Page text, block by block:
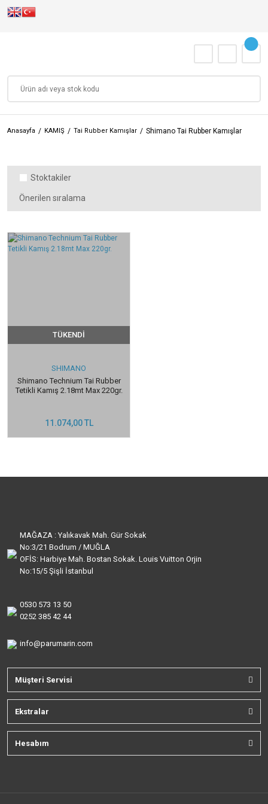
Anasayfa KAMIŞ Tai Rubber Kamışlar Shimano Tai Rubber Kamışlar
Stoktakiler
TÜKENDİ
SHIMANO
Shimano Technium Tai Rubber
Tetikli Kamış 2.18mt Max 220gr.
11.074,00 TL
MAĞAZA : Yalıkavak Mah. Gür Sokak
No:3/21 Bodrum / MUĞLA
OFİS: Harbiye Mah. Bostan Sokak. Louis Vuitton Orjin
No:15/5 Şişli İstanbul
0530 573 13 50
0252 385 42 44
info@parumarin.com
Müşteri Servisi
Ekstralar
Hesabım